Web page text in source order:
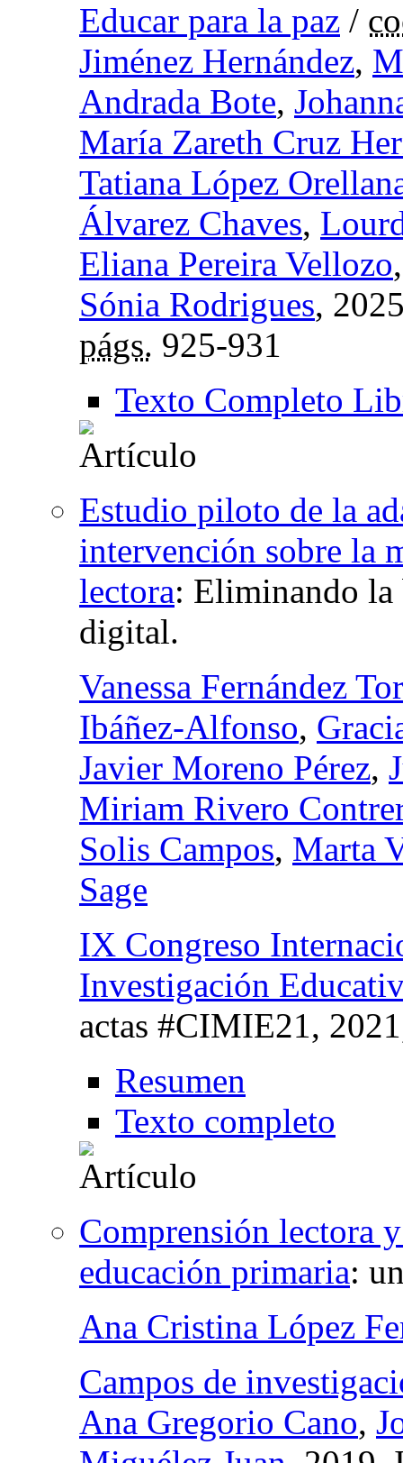
Educar para la paz /
Jiménez Hernández,
Andrada Bote,
María Zareth Cruz
Tatiana López
Álvarez Chaves,
Eliana Pereira Vellozo
Sónia Rodrigues,
págs. 925-931
Texto Completo
Estudio piloto de la
intervención sobre la
lectora: Eliminando la
digital.
Vanessa Fernández
Ibáñez-Alfonso,
Javier Moreno Pérez,
Miriam Rivero
Solis Campos, Marta
Sage
IX Congreso
Investigación
actas #CIMIE21,
Resumen
Texto completo
Comprensión lectora
educación primaria:
Ana Cristina López
Campos de
Ana Gregorio Cano,